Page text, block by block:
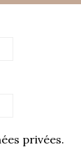
privées.